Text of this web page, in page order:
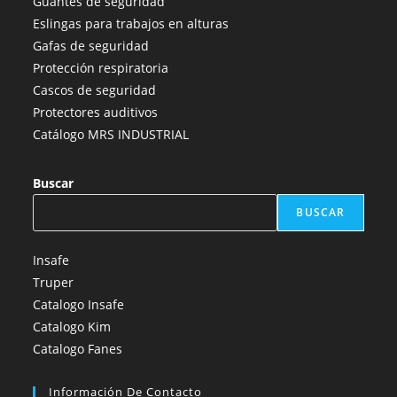
nueva
pestaña
nueva
pestaña
nueva
pestaña
nueva
Eslingas para trabajos en alturas
Gafas de seguridad
Protección respiratoria
Cascos de seguridad
Protectores auditivos
Catálogo MRS INDUSTRIAL
Buscar
BUSCAR
Insafe
Truper
Catalogo Insafe
Catalogo Kim
Catalogo Fanes
Información De Contacto